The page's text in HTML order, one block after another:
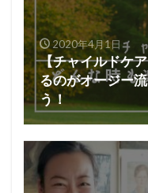
2020年4月1日
【チャイルドケ
るのがオージー
う！